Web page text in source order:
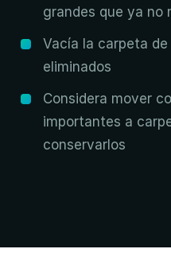
grandes que ya no
Vacía la carpeta
eliminados
Considera mover
importantes a
conservarlos